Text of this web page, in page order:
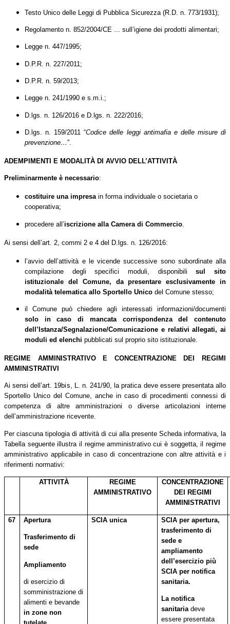
Testo Unico delle Leggi di Pubblica Sicurezza (R.D. n. 773/1931);
Regolamento n. 852/2004/CE ... sull’igiene dei prodotti alimentari;
Legge n. 447/1995;
D.P.R. n. 227/2011;
D.P.R. n. 59/2013;
Legge n. 241/1990 e s.m.i.;
D.lgs. n. 126/2016 e D.lgs. n. 222/2016;
D.lgs. n. 159/2011 “Codice delle leggi antimafia e delle misure di
prevenzione…”.
ADEMPIMENTI E MODALITÀ DI AVVIO DELL’ATTIVITÀ
Preliminarmente è necessario:
costituire una impresain forma individuale o societaria o
cooperativa;
procedere all’iscrizione alla Camera di Commercio
Ai sensi dell’art. 2, commi 2 e 4 del D.lgs. n. 126/2016:
l’avvio dell’attività e le vicende successive sono subordinate alla
compilazione degli specifici moduli, disponibilisul sito
istituzionale del Comune, da presentare esclusivamente in
modalità telematica allo Sportello Unico del Comune stesso;
il Comune può chiedere agli interessati informazioni/documenti
solo in caso di mancata
corrispondenza del contenuto
dell’Istanza/Segnalazione/Comunicazione e relativi allegati, ai
moduli ed elenchi pubblicati sul proprio sito istituzionale.
REGIME AMMINISTRATIVO E CONCENTRAZIONE DEI REGIMI
AMMINISTRATIVI
Ai sensi dell’art. 19bis, L. n. 241/90, la pratica deve essere presentata allo
Sportello Unico del Comune, anche in caso di procedimenti connessi di
competenza di altre amministrazioni o diverse articolazioni interne
dell’amministrazione ricevente.
Per ciascuna tipologia di attività di cui alla presente Scheda informativa, la
Tabella seguente illustra il regime amministrativo cui è soggetta, il regime
amministrativo applicabile in caso di concentrazione con altre attività e i
riferimenti normativi:
ATTIVITÀ
REGIME
AMMINISTRATIVO
CONCENTRAZIONE
DEI REGIMI
AMMINISTRATIVI
67 Apertura
Trasferimento di
sede
Ampliamento
di esercizio di
somministrazione di
alimenti e bevande
in zone non
SCIA unica
SCIA per apertura,
trasferimento di
sede e
ampliamento
dell’esercizio più
SCIA per notifica
sanitaria.
La notifica
sanitariadeve
essere presentata